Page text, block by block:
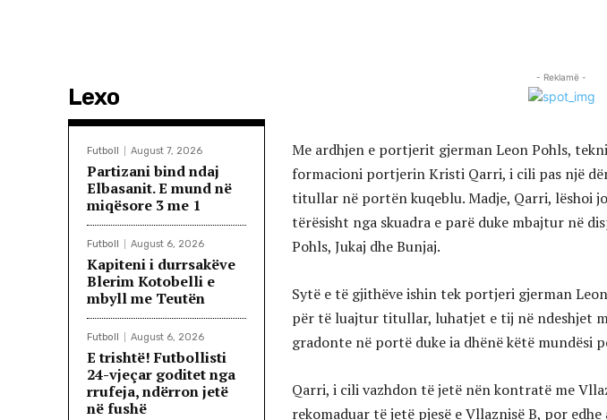
Lexo
Futboll August 7, 2026
Partizani bind ndaj
Elbasanit. E mund në
miqësore 3 me 1
Futboll August 6, 2026
Kapiteni i durrsakëve
Blerim Kotobelli e
mbyll me Teutën
Futboll August 6, 2026
E trishtë! Futbollisti
24-vjeçar goditet nga
rrufeja, ndërron jetë
në fushë
- Reklamë -
Me ardhjen e portjerit gjerman Leon Pohls,
formacioni portjerin Kristi Qarri, i cili pas një
titullar në portën kuqeblu. Madje, Qarri, lëshoi
tërësisht nga skuadra e parë duke mbajtur në
Pohls, Jukaj dhe Bunjaj.
Sytë e të gjithëve ishin tek portjeri gjerman
për të luajtur titullar, luhatjet e tij në ndeshjet
gradonte në portë duke ia dhënë këtë mundësi
Qarri, i cili vazhdon të jetë nën kontratë me
rekomaduar të jetë pjesë e Vllaznisë B, por